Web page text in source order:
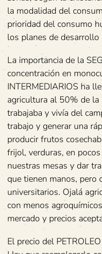
la modalidad del
prioridad del consumo
los planes de desarrollo
La importancia de la
concentración en
INTERMEDIARIOS ha
agricultura al 50% de la
trabajaba y vivía del
trabajo y generar una
producir frutos
frijol, verduras, en
nuestras mesas y dar
que tienen manos, pero
universitarios. Ojalá
con menos
mercado y precios
El precio del